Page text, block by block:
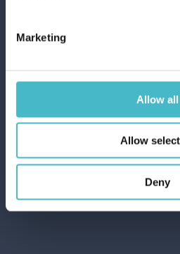
Marketing
Allow all
Allow
Deny